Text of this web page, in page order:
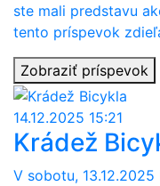
ste mali predstavu
tento príspevok
Zobraziť príspevok
14.12.2025 15:21
Krádež
V sobotu,